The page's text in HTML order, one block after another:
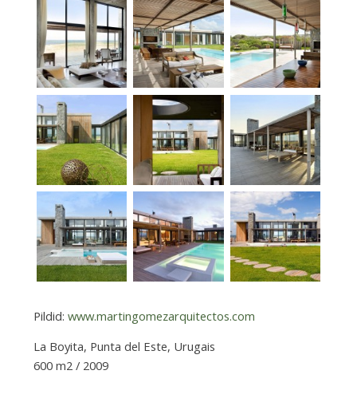
Pildid: www.martingomezarquitectos.com
La Boyita, Punta del Este, Urugais
600 m2 / 2009